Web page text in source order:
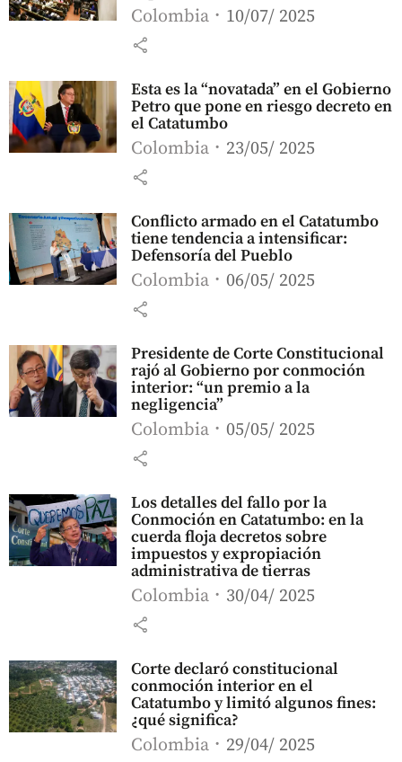
Colombia 10/07/ 2025
share
Esta es la “novatada” en el Gobierno
Petro que pone en riesgo decreto en
el Catatumbo
Colombia 23/05/ 2025
share
Conflicto armado en el Catatumbo
tiene tendencia a intensificar:
Defensoría del Pueblo
Colombia 06/05/ 2025
share
Presidente de Corte Constitucional
rajó al Gobierno por conmoción
interior: “un premio a la
negligencia”
Colombia 05/05/ 2025
share
Los detalles del fallo por la
Conmoción en Catatumbo: en la
cuerda floja decretos sobre
impuestos y expropiación
administrativa de tierras
Colombia 30/04/ 2025
share
Corte declaró constitucional
conmoción interior en el
Catatumbo y limitó algunos fines:
¿qué significa?
Colombia 29/04/ 2025